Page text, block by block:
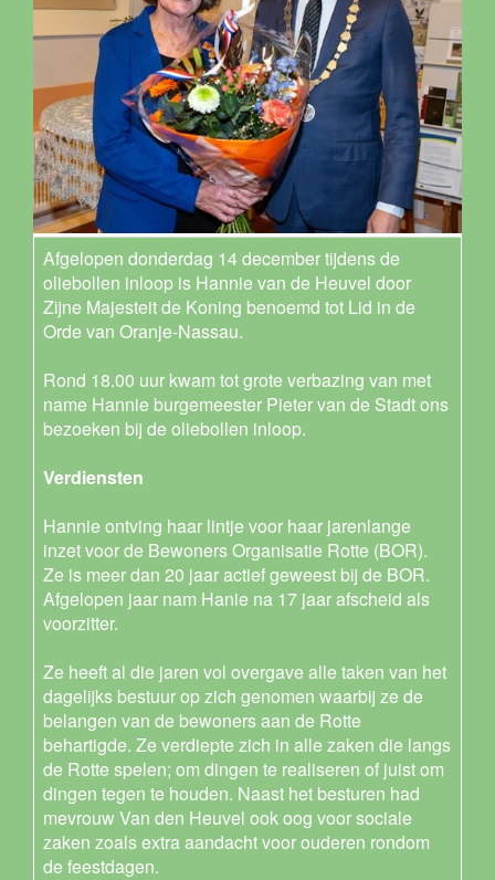
Afgelopen donderdag 14 december tijdens de
oliebollen inloop is Hannie van de Heuvel door
Zijne Majesteit de Koning benoemd tot Lid in de
Orde van Oranje-Nassau.
Rond 18.00 uur kwam tot grote verbazing van met
name Hannie burgemeester Pieter van de Stadt ons
bezoeken bij de oliebollen inloop.
Verdiensten
Hannie ontving haar lintje voor haar jarenlange
inzet voor de Bewoners Organisatie Rotte (BOR).
Ze is meer dan 20 jaar actief geweest bij de BOR.
Afgelopen jaar nam Hanie na 17 jaar afscheid als
voorzitter.
Ze heeft al die jaren vol overgave alle taken van het
dagelijks bestuur op zich genomen waarbij ze de
belangen van de bewoners aan de Rotte
behartigde. Ze verdiepte zich in alle zaken die langs
de Rotte spelen; om dingen te realiseren of juist om
dingen tegen te houden. Naast het besturen had
mevrouw Van den Heuvel ook oog voor sociale
zaken zoals extra aandacht voor ouderen rondom
de feestdagen.